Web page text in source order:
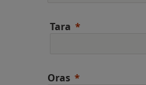
Tara
Oras